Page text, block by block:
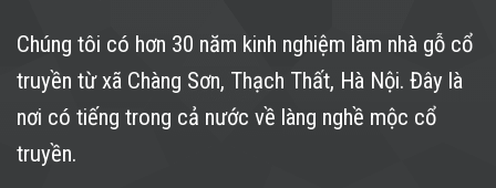
Chúng tôi có hơn 30 năm kinh nghiệm làm nhà gỗ cổ
truyền từ xã Chàng Sơn, Thạch Thất, Hà Nội. Đây là
nơi có tiếng trong cả nước về làng nghề mộc cổ
truyền.